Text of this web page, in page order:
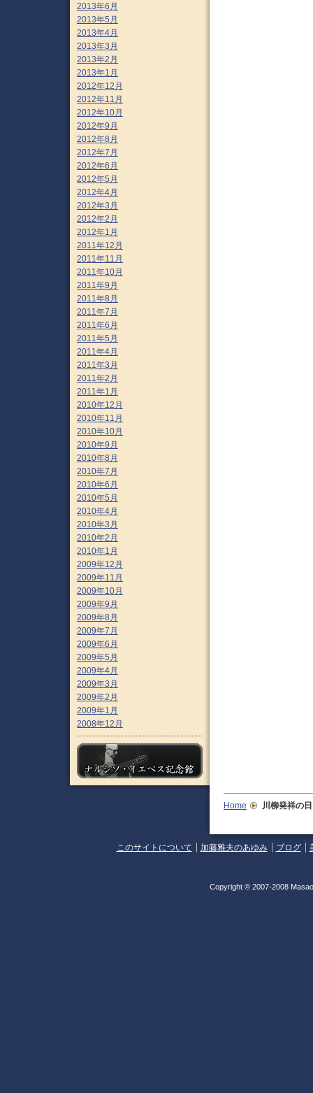
2013年6月
2013年5月
2013年4月
2013年3月
2013年2月
2013年1月
2012年12月
2012年11月
2012年10月
2012年9月
2012年8月
2012年7月
2012年6月
2012年5月
2012年4月
2012年3月
2012年2月
2012年1月
2011年12月
2011年11月
2011年10月
2011年9月
2011年8月
2011年7月
2011年6月
2011年5月
2011年4月
2011年3月
2011年2月
2011年1月
2010年12月
2010年11月
2010年10月
2010年9月
2010年8月
2010年7月
2010年6月
2010年5月
2010年4月
2010年3月
2010年2月
2010年1月
2009年12月
2009年11月
2009年10月
2009年9月
2009年8月
2009年7月
2009年6月
2009年5月
2009年4月
2009年3月
2009年2月
2009年1月
2008年12月
Home 川柳発祥の日
このサイトについて 加藤雅夫のあゆみ ブログ
Copyright © 2007-2008